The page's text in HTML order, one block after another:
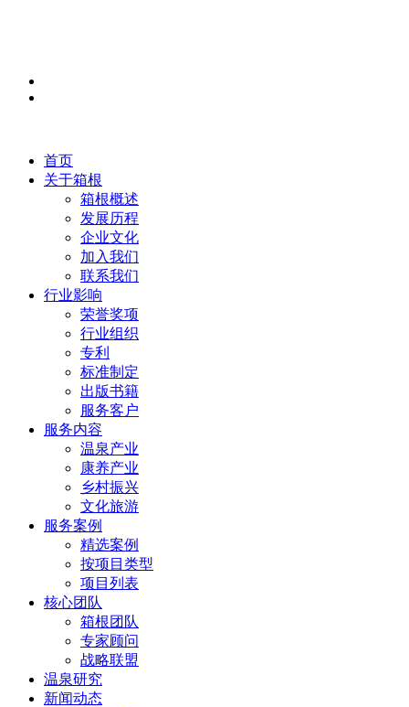
首页
关于箱根
箱根概述
发展历程
企业文化
加入我们
联系我们
行业影响
荣誉奖项
行业组织
专利
标准制定
出版书籍
服务客户
服务内容
温泉产业
康养产业
乡村振兴
文化旅游
服务案例
精选案例
按项目类型
项目列表
核心团队
箱根团队
专家顾问
战略联盟
温泉研究
新闻动态